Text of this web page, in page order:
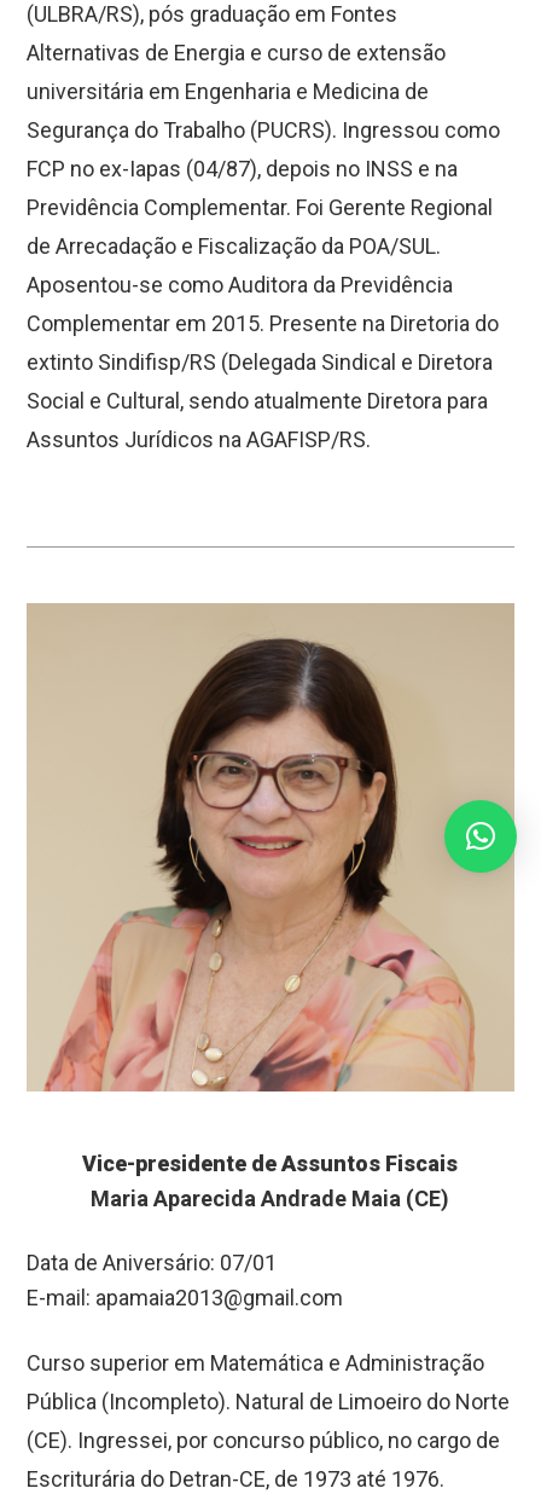
(ULBRA/RS), pós graduação em Fontes
Alternativas de Energia e curso de extensão
universitária em Engenharia e Medicina de
Segurança do Trabalho (PUCRS). Ingressou como
FCP no ex-Iapas (04/87), depois no INSS e na
Previdência Complementar. Foi Gerente Regional
de Arrecadação e Fiscalização da POA/SUL.
Aposentou-se como Auditora da Previdência
Complementar em 2015. Presente na Diretoria do
extinto Sindifisp/RS (Delegada Sindical e Diretora
Social e Cultural, sendo atualmente Diretora para
Assuntos Jurídicos na AGAFISP/RS.
Vice-presidente de Assuntos Fiscais
Maria Aparecida Andrade Maia (CE)
Data de Aniversário: 07/01
E-mail: apamaia2013@gmail.com
Curso superior em Matemática e Administração
Pública (Incompleto). Natural de Limoeiro do Norte
(CE). Ingressei, por concurso público, no cargo de
Escriturária do Detran-CE, de 1973 até 1976.